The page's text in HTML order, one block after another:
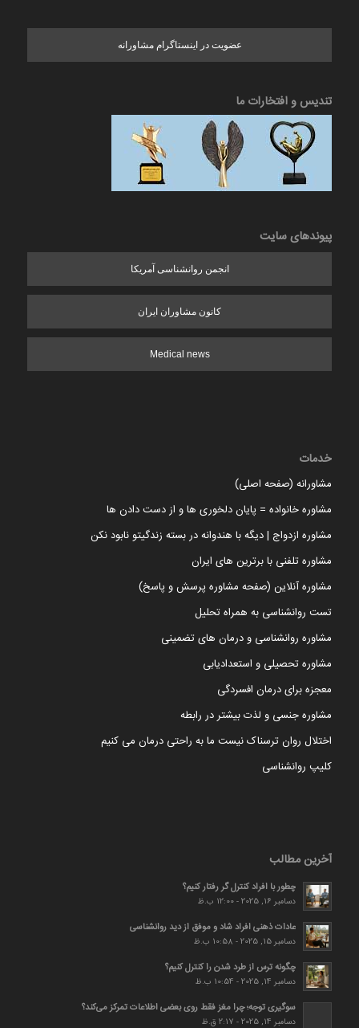
عضویت در اینستاگرام مشاورانه
تندیس و افتخارات ما
پیوندهای سایت
انجمن روانشناسی آمریکا
کانون مشاوران ایران
Medical news
خدمات
مشاورانه (صفحه اصلی)
مشاوره خانواده = پایان دلخوری ها و از دست دادن ها
مشاوره ازدواج | دیگه با هندوانه در بسته زندگیتو نابود نکن
مشاوره تلفنی با برترین های ایران
مشاوره آنلاین (صفحه مشاوره پرسش و پاسخ)
تست روانشناسی به همراه تحلیل
مشاوره روانشناسی و درمان های تضمینی
مشاوره تحصیلی و استعدادیابی
معجزه برای درمان افسردگی
مشاوره جنسی و لذت بیشتر در رابطه
اختلال روان ترسناک نیست ما به راحتی درمان می کنیم
کلیپ روانشناسی
آخرین مطالب
چطور با افراد کنترل گر رفتار کنیم؟
دسامبر 16, 2025 - 12:00 ب.ظ
عادات ذهنی افراد شاد و موفق از دید روانشناسی
دسامبر 15, 2025 - 10:58 ب.ظ
چگونه ترس از طرد شدن را کنترل کنیم؟
دسامبر 14, 2025 - 10:54 ب.ظ
سوگیری توجه؛ چرا مغز فقط روی بعضی اطلاعات تمرکز می‌کند؟
دسامبر 14, 2025 - 2:17 ق.ظ